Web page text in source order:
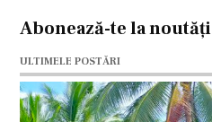
Abonează-te la noutăți
ULTIMELE POSTĂRI